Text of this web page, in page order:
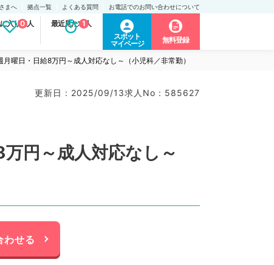
まへ 拠点一覧 よくある質問 お電話でのお問い合わせについて
入り求人
0 最近見た求人
1
スポット
マイページ
無料登録
曜日・日給8万円～成人対応なし～（小児科／非常勤）
更新日 : 2025/09/13求人No : 585627
円～成人対応なし～
わせる